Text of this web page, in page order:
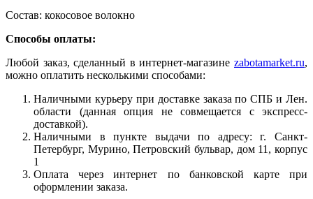
Состав: кокосовое волокно
Способы оплаты:
Любой заказ, сделанный в интернет-магазине zabotamarket.ru,
можно оплатить несколькими способами:
Наличными курьеру при доставке заказа по СПБ и Лен.
области (данная опция не совмещается с экспресс-
доставкой).
Наличными в пункте выдачи по адресу: г. Санкт-
Петербург, Мурино, Петровский бульвар, дом 11, корпус
1
Оплата через интернет по банковской карте при
оформлении заказа.